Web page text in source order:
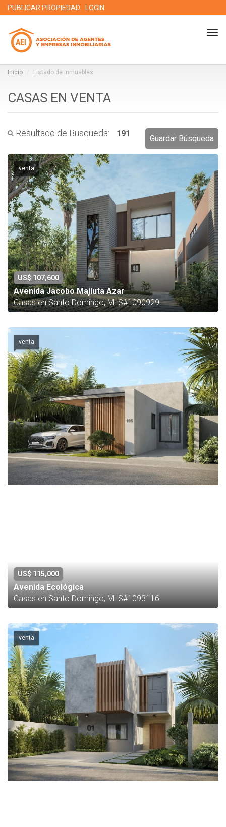
PUBLICAR PROPIEDAD LOGIN
Inicio Listado de Inmuebles
CASAS EN VENTA
Resultado de Busqueda: 191
Guardar Búsqueda
venta
US$ 107,600
Avenida Jacobo Majluta Azar
Casas en Santo Domingo, MLS#1090929
venta
US$ 115,000
Avenida Ecológica
Casas en Santo Domingo, MLS#1093116
venta